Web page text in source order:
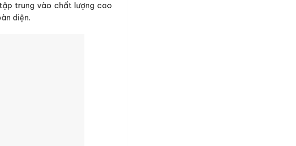
trung vào chất lượng cao
diện.